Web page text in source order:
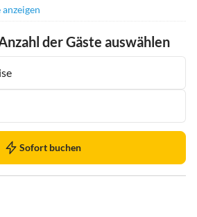
der Gäste auswählen
Sofort buchen